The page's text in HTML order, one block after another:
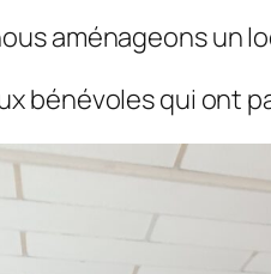
aménageons un
bénévoles qui ont